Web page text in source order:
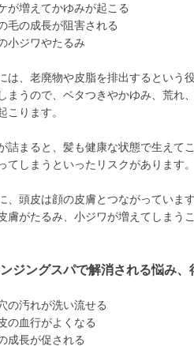
が増えてかゆみが起こる
毛の成長が阻害される
小ジワやたるみ
は、老廃物や皮脂を排出するという
まうので、ベタつきやかゆみ、荒れ
こります。
詰まると、髪も健康な状態で生えて
てしまうといったリスクがあります。
、頭皮は顔の皮膚とつながっていま
膚がたるみ、小ジワが増えてしまう
ジングスパで解消される悩み、
の汚れが洗い流せる
の血行がよくなる
成長が促される